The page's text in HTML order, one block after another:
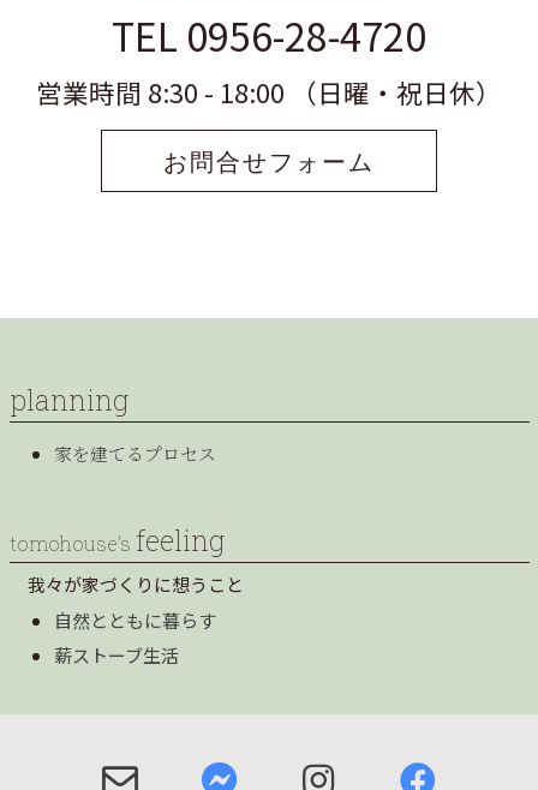
TEL 0956-28-4720
営業時間 8:30 - 18:00 （日曜・祝日休）
お問合せフォーム
planning
家を建てるプロセス
tomohouse’s feeling
我々が家づくりに想うこと
自然とともに暮らす
薪ストーブ生活